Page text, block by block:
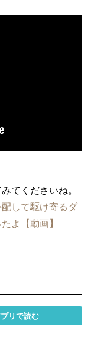
てくださいね。
して駆け寄るダ
よ【動画】
リで読む